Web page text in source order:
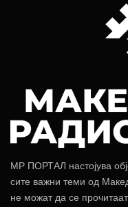
МР ПОРТАЛ настојува
сите важни теми од
не можат да се